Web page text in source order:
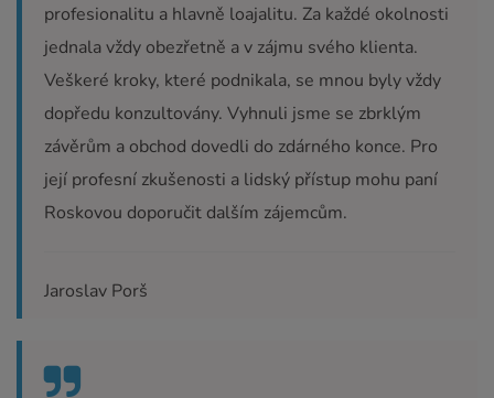
profesionalitu a hlavně loajalitu. Za každé okolnosti
jednala vždy obezřetně a v zájmu svého klienta.
Veškeré kroky, které podnikala, se mnou byly vždy
dopředu konzultovány. Vyhnuli jsme se zbrklým
závěrům a obchod dovedli do zdárného konce. Pro
její profesní zkušenosti a lidský přístup mohu paní
Roskovou doporučit dalším zájemcům.
Jaroslav Porš